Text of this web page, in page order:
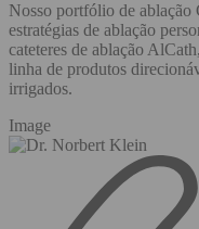
Nosso portfólio de ablação
estratégias de ablação
cateteres de ablação
linha de produtos
irrigados.
Image